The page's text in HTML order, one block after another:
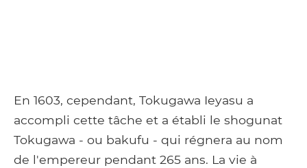
En 1603, cependant, Tokugawa Ieyasu a
accompli cette tâche et a établi le shogunat
Tokugawa - ou bakufu - qui régnera au nom
de l'empereur pendant 265 ans. La vie à